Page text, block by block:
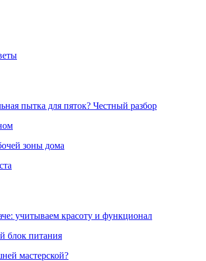
пытка для пяток? Честный разбор
зоны дома
учитываем красоту и функционал
блок питания
мастерской?